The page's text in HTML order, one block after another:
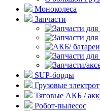
Моноколеса
Запчасти
SUP-борды
Грузовые
Тяговые АКБ /
Робот-пылесос